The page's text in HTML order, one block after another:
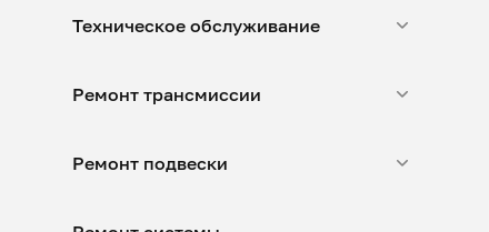
Техническое обслуживание
Ремонт трансмиссии
Ремонт подвески